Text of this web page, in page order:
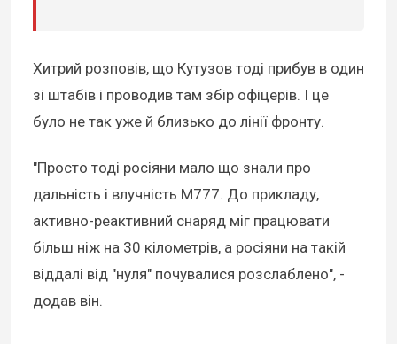
Хитрий розповів, що Кутузов тоді прибув в один
зі штабів і проводив там збір офіцерів. І це
було не так уже й близько до лінії фронту.
"Просто тоді росіяни мало що знали про
дальність і влучність М777. До прикладу,
активно-реактивний снаряд міг працювати
більш ніж на 30 кілометрів, а росіяни на такій
віддалі від "нуля" почувалися розслаблено", -
додав він.